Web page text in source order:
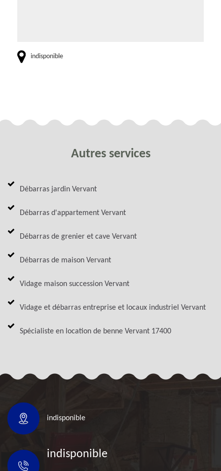
indisponible
Autres services
Débarras jardin Vervant
Débarras d'appartement Vervant
Débarras de grenier et cave Vervant
Débarras de maison Vervant
Vidage maison succession Vervant
Vidage et débarras entreprise et locaux industriel Vervant
Spécialiste en location de benne Vervant 17400
indisponible
indisponible